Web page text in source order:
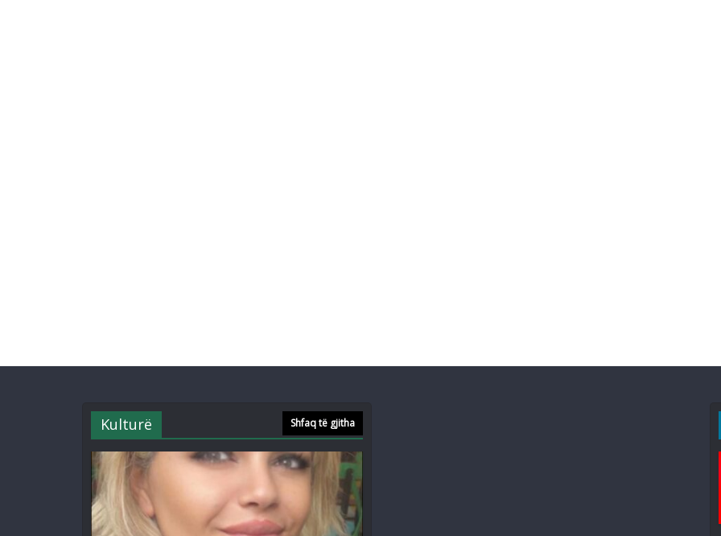
Kulturë Shfaq të gjitha